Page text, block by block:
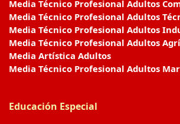
Media Técnico Profesional Adultos
Media Técnico Profesional Adultos
Media Técnico Profesional Adultos
Media Técnico Profesional Adultos
Media Artística Adultos
Media Técnico Profesional Adultos
Educación Especial